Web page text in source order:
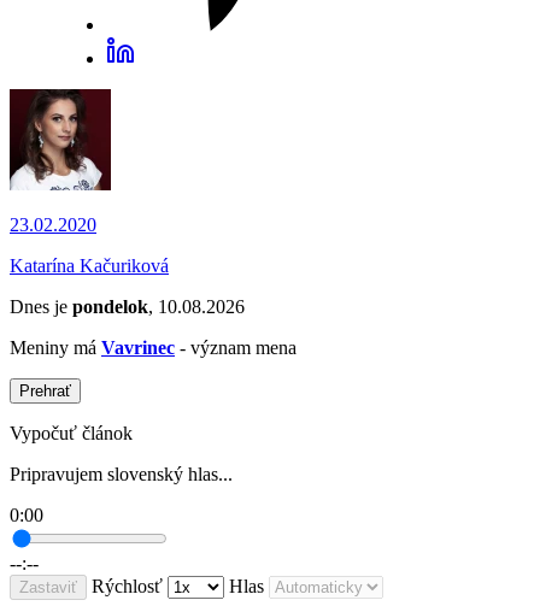
23.02.2020
Katarína Kačuriková
Dnes je pondelok, 10.08.2026
Meniny má Vavrinec - význam mena
Prehrať
Vypočuť článok
Pripravujem slovenský hlas...
0:00
--:--
Zastaviť Rýchlosť Hlas